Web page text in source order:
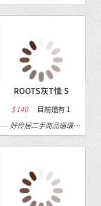
ROOTS灰T恤 S
$ 140 目前還有 1
---好伶居二手商品循環店